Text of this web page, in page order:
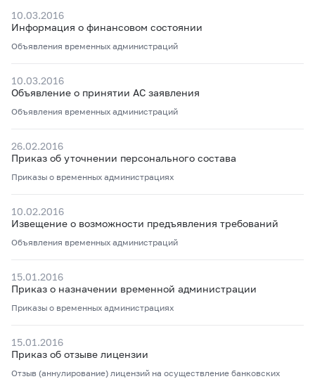
10.03.2016
Информация о финансовом состоянии
Объявления временных администраций
10.03.2016
Объявление о принятии АС заявления
Объявления временных администраций
26.02.2016
Приказ об уточнении персонального состава
Приказы о временных администрациях
10.02.2016
Извещение о возможности предъявления требований
Объявления временных администраций
15.01.2016
Приказ о назначении временной администрации
Приказы о временных администрациях
15.01.2016
Приказ об отзыве лицензии
Отзыв (аннулирование) лицензий на осуществление банковских